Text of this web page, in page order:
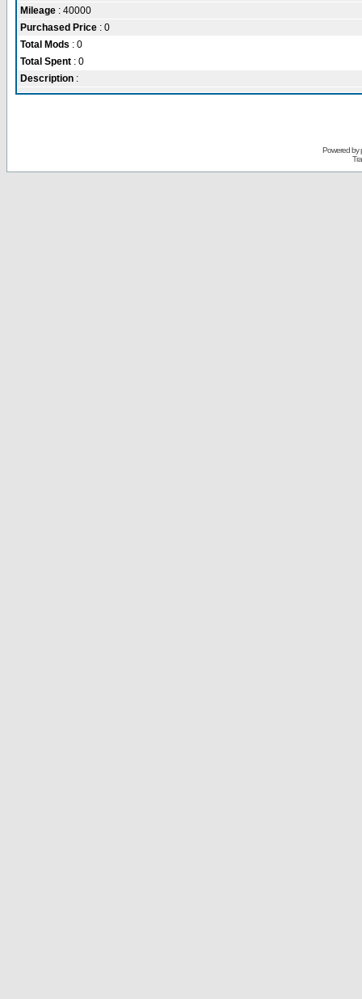
Mileage : 40000
Purchased Price : 0
Total Mods : 0
Total Spent : 0
Description :
Powered by